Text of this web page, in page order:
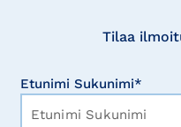
Tilaa
Etunimi Sukunimi*